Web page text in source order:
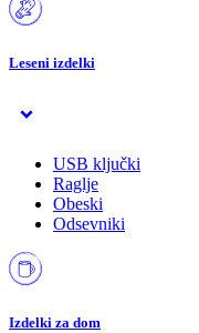
Leseni izdelki
USB ključki
Raglje
Obeski
Odsevniki
Izdelki za dom